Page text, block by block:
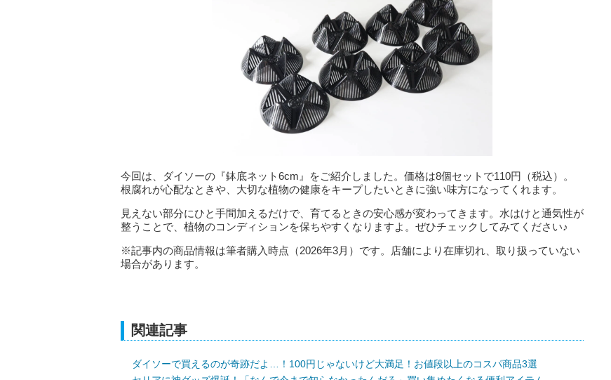
今回は、ダイソーの『鉢底ネット6cm』をご紹介しました。価格は8個セットで110円（税込）。
根腐れが心配なときや、大切な植物の健康をキープしたいときに強い味方になってくれます。
見えない部分にひと手間加えるだけで、育てるときの安心感が変わってきます。水はけと通気性が
整うことで、植物のコンディションを保ちやすくなりますよ。ぜひチェックしてみてください♪
※記事内の商品情報は筆者購入時点（2026年3月）です。店舗により在庫切れ、取り扱っていない
場合があります。
関連記事
ダイソーで買えるのが奇跡だよ…！100円じゃないけど大満足！お値段以上のコスパ商品3選